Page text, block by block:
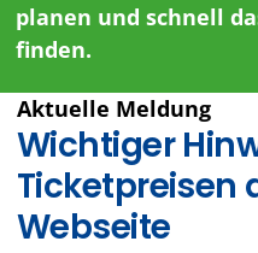
planen und schnell
finden.
Aktuelle Meldung
Wichtiger
Ticketpreisen
Webseite